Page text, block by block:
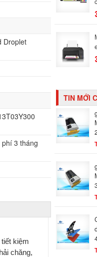
Droplet
3 tháng
kiệm
chăng,
TIN MỚI